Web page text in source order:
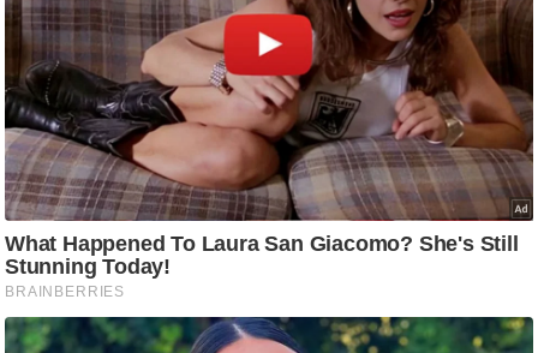
ट
न
स्थ
ल
फि
ट
ने
स
मं
त्रा
रि